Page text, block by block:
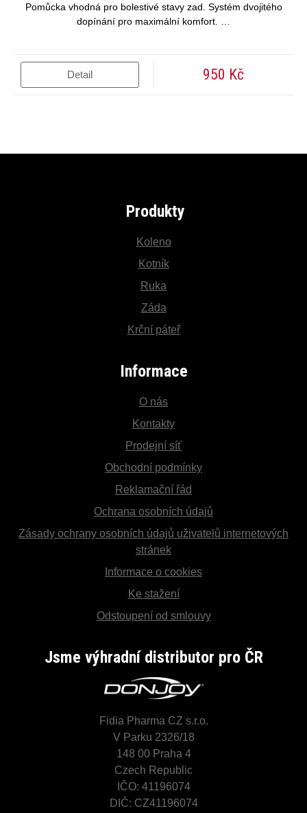
Pomůcka vhodná pro bolestivé stavy zad. Systém dvojitého
dopínání pro maximální komfort. …
Detail 950 Kč
Produkty
Koleno
Kotník
Ruka
Záda
Krční páteř
Informace
O nás
Kontakty
Prodejní síť
Obchodní podmínky
Reklamační řád
Ochrana osobních údajů
Zásady ochrany osobních údajů uživatelů internetových
stránek
Informace o cookies
Ke stažení
Odstoupení od smlouvy
Jsme výhradní distributor pro ČR
Fidia Pharma CZ s.r.o.
V Parku 2326/18
148 00 Praha 4
Czech Republic
IČO: 41196074
DIČ: CZ41196074